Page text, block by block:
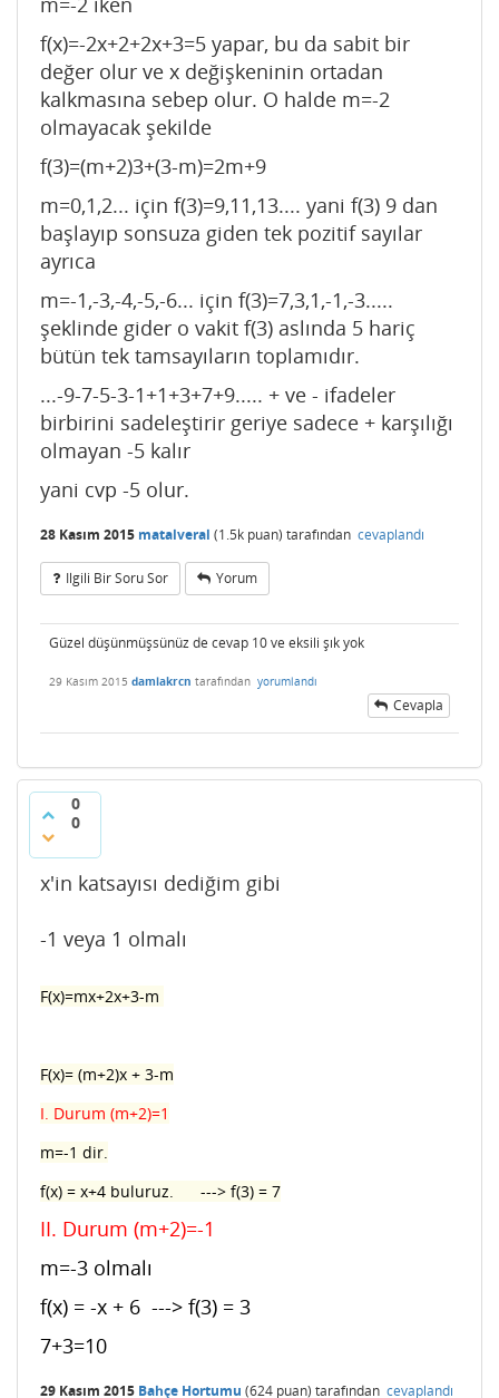
f(x)=-2x+2+2x+3=5 yapar, bu da sabit bir
değer olur ve x değişkeninin ortadan
kalkmasına sebep olur. O halde m=-2
olmayacak şekilde
f(3)=(m+2)3+(3-m)=2m+9
m=0,1,2... için f(3)=9,11,13.... yani f(3) 9 dan
başlayıp sonsuza giden tek pozitif sayılar
ayrıca
m=-1,-3,-4,-5,-6... için f(3)=7,3,1,-1,-3.....
şeklinde gider o vakit f(3) aslında 5 hariç
bütün tek tamsayıların toplamıdır.
...-9-7-5-3-1+1+3+7+9..... + ve - ifadeler
birbirini sadeleştirir geriye sadece + karşılığı
olmayan -5 kalır
yani cvp -5 olur.
28 Kasım 2015 matalveral (1.5k puan) tarafından cevaplandı
Ilgili Bir Soru Sor Yorum
Güzel düşünmüşsünüz de cevap 10 ve eksili şık yok
29 Kasım 2015 damlakrcn tarafından yorumlandı
Cevapla
0
0
x'in katsayısı dediğim gibi
-1 veya 1 olmalı
F(x)=mx+2x+3-m
F(x)= (m+2)x + 3-m
I. Durum (m+2)=1
m=-1 dir.
f(x) = x+4 buluruz. ---> f(3) = 7
II. Durum (m+2)=-1
m=-3 olmalı
f(x) = -x + 6 ---> f(3) = 3
7+3=10
29 Kasım 2015 Bahçe Hortumu (624 puan) tarafından cevaplandı